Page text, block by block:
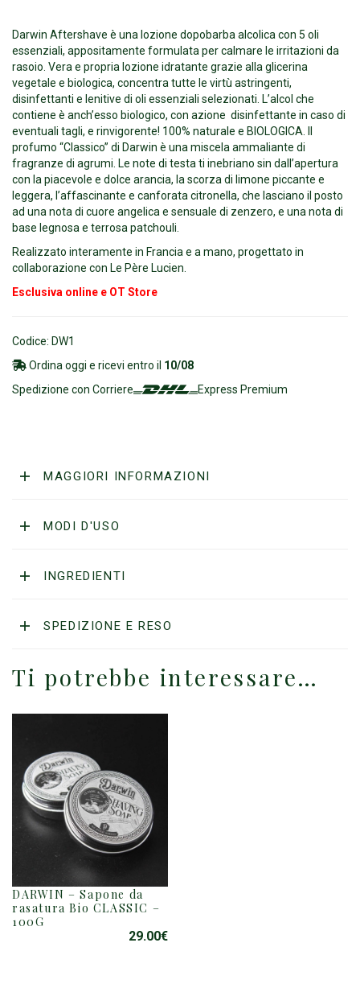
Darwin Aftershave è una lozione dopobarba alcolica con 5 oli
essenziali, appositamente formulata per calmare le irritazioni da
rasoio. Vera e propria lozione idratante grazie alla glicerina
vegetale e biologica, concentra tutte le virtù astringenti,
disinfettanti e lenitive di oli essenziali selezionati. L’alcol che
contiene è anch’esso biologico, con azione disinfettante in caso di
eventuali tagli, e rinvigorente! 100% naturale e BIOLOGICA. Il
profumo “Classico” di Darwin è una miscela ammaliante di
fragranze di agrumi. Le note di testa ti inebriano sin dall’apertura
con la piacevole e dolce arancia, la scorza di limone piccante e
leggera, l’affascinante e canforata citronella, che lasciano il posto
ad una nota di cuore angelica e sensuale di zenzero, e una nota di
base legnosa e terrosa patchouli.
Realizzato interamente in Francia e a mano, progettato in
collaborazione con Le Père Lucien.
Esclusiva online e OT Store
Codice: DW1
Ordina oggi e ricevi entro il 10/08
Spedizione con Corriere
Express Premium
MAGGIORI INFORMAZIONI
MODI D'USO
INGREDIENTI
SPEDIZIONE E RESO
Ti potrebbe interessare…
DARWIN – Sapone da
rasatura Bio CLASSIC –
100G
29.00€